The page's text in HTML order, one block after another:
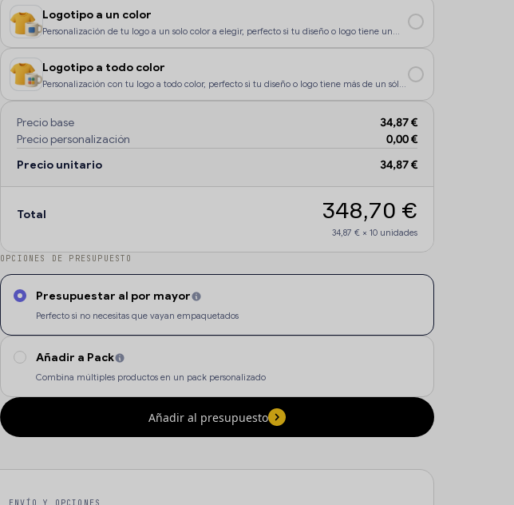
Logotipo a un color
Personalización de tu logo a un solo color a elegir, perfecto si tu diseño o logo tiene un
Logotipo a todo color
Personalización con tu logo a todo color, perfecto si tu diseño o logo tiene más de un sólo
Precio base
34,87 €
Precio personalización
0,00 €
Precio unitario
34,87 €
Total 348,70 €
34,87 € × 10 unidades
OPCIONES DE PRESUPUESTO
Presupuestar al por mayor
Perfecto si no necesitas que vayan empaquetados
Añadir a Pack
Combina múltiples productos en un pack personalizado
Añadir al presupuesto